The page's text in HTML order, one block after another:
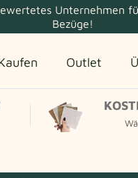
Unternehmen
Bezüge!
Outlet